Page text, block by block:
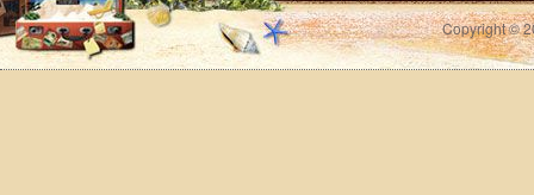
Copyright ©